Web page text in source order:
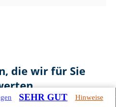
die wir für Sie
SEHR GUT Hinweise